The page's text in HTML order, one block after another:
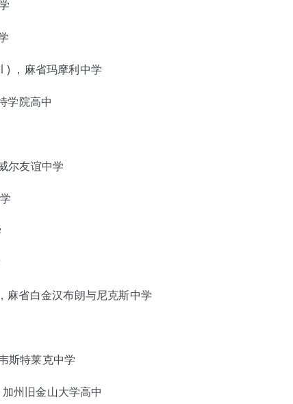
，麻省玛摩利中学
学院高中
尔友谊中学
省白金汉布朗与尼克斯中学
斯特莱克中学
州旧金山大学高中